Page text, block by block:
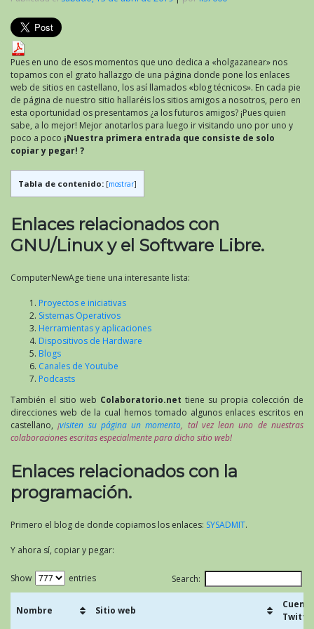
Pues en uno de esos momentos que uno dedica a «holgazanear» nos
topamos con el grato hallazgo de una página donde pone los enlaces
web de sitios en castellano, los así llamados «blog técnicos». En cada pie
de página de nuestro sitio hallaréis los sitios amigos a nosotros, pero en
esta oportunidad os presentamos ¿a los futuros amigos? ¡Pues quien
sabe, a lo mejor! Mejor anotarlos para luego ir visitando uno por uno y
poco a poco ¡Nuestra primera entrada que consiste de solo
copiar y pegar! ?
Tabla de contenido: [mostrar]
Enlaces relacionados con
GNU/Linux y el Software Libre.
ComputerNewAge tiene una interesante lista:
Proyectos e iniciativas
Sistemas Operativos
Herramientas y aplicaciones
Dispositivos de Hardware
Blogs
Canales de Youtube
Podcasts
También el sitio web Colaboratorio.net tiene su propia colección de
direcciones web de la cual hemos tomado algunos enlaces escritos en
castellano,¡visiten su página un momento, tal vez lean uno de nuestras
colaboraciones escritas especialmente para dicho sitio web!
Enlaces relacionados con la
programación.
Primero el blog de donde copiamos los enlaces: SYSADMIT.
Y ahora sí, copiar y pegar:
Show entries Search:
Nombre Sitio web